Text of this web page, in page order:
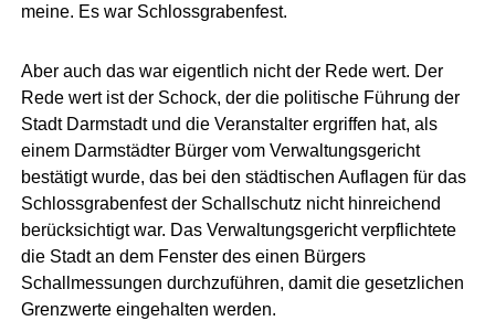
meine. Es war Schlossgrabenfest.
Aber auch das war eigentlich nicht der Rede wert. Der
Rede wert ist der Schock, der die politische Führung der
Stadt Darmstadt und die Veranstalter ergriffen hat, als
einem Darmstädter Bürger vom Verwaltungsgericht
bestätigt wurde, das bei den städtischen Auflagen für das
Schlossgrabenfest der Schallschutz nicht hinreichend
berücksichtigt war. Das Verwaltungsgericht verpflichtete
die Stadt an dem Fenster des einen Bürgers
Schallmessungen durchzuführen, damit die gesetzlichen
Grenzwerte eingehalten werden.